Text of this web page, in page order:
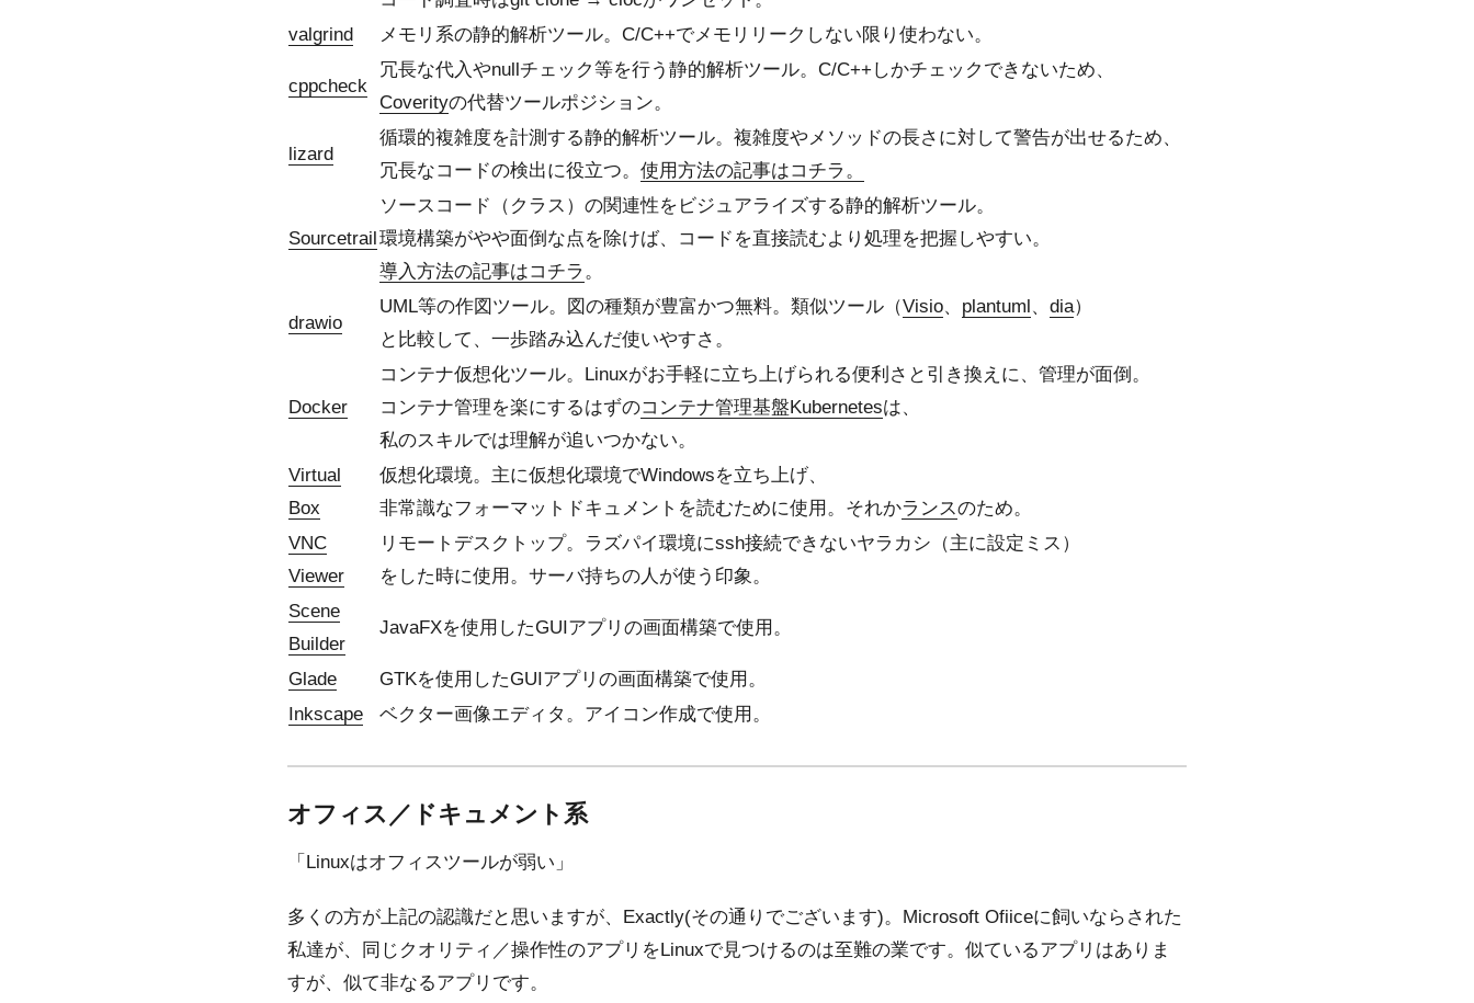
valgrind
メモリ系の静的解析ツール。C/C++でメモリリークしない限り使わない。
cppcheck
冗長な代入やnullチェック等を行う静的解析ツール。C/C++しかチェックできないため、
Coverityの代替ツールポジション。
lizard
循環的複雑度を計測する静的解析ツール。複雑度やメソッドの長さに対して警告が出せるため、
冗長なコードの検出に役立つ。 使用方法の記事はコチラ。
Sourcetrail
ソースコード（クラス）の関連性をビジュアライズする静的解析ツール。
環境構築がやや面倒な点を除けば、コードを直接読むより処理を把握しやすい。
導入方法の記事はコチラ 。
drawio
UML等の作図ツール。図の種類が豊富かつ無料。類似ツール（Visio、 plantuml 、 dia）
と比較して、一歩踏み込んだ使いやすさ。
Docker
コンテナ仮想化ツール。Linuxがお手軽に立ち上げられる便利さと引き換えに、管理が面倒。
コンテナ管理を楽にするはずのコンテナ管理基盤Kubernetesは、
私のスキルでは理解が追いつかない。
Virtual
Box
仮想化環境。主に仮想化環境でWindowsを立ち上げ、
非常識なフォーマットドキュメントを読むために使用。それかランスのため。
VNC
Viewer
リモートデスクトップ。ラズパイ環境にssh接続できないヤラカシ（主に設定ミス）
をした時に使用。サーバ持ちの人が使う印象。
Scene
Builder
JavaFXを使用したGUIアプリの画面構築で使用。
Glade
GTKを使用したGUIアプリの画面構築で使用。
Inkscape
ベクター画像エディタ。アイコン作成で使用。
オフィス／ドキュメント系
「Linuxはオフィスツールが弱い」
多くの方が上記の認識だと思いますが、Exactly(その通りでございます)。Microsoft Ofiiceに飼いならされた
私達が、同じクオリティ／操作性のアプリをLinuxで見つけるのは至難の業です。似ているアプリはありま
すが、似て非なるアプリです。